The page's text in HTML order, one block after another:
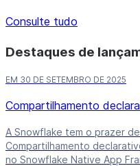
Consulte tudo
Destaques de
EM 30 DE SETEMBRO DE 2025
Compartilhamento
A Snowflake tem o prazer
Compartilhamento
no Snowflake Native App